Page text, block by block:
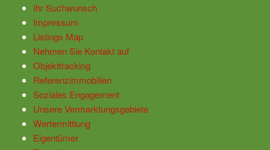
Ihr Suchwunsch
Impressum
Listings Map
Nehmen Sie Kontakt auf
Objekttracking
Referenzimmobilien
Soziales Engagement
Unsere Vermarktungsgebiete
Wertermittlung
Eigentümer